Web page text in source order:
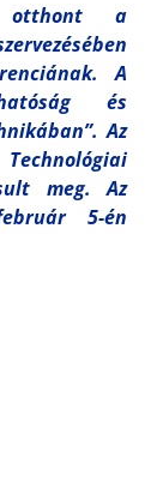
otthont a
A
és
Az
meg. Az
5-én